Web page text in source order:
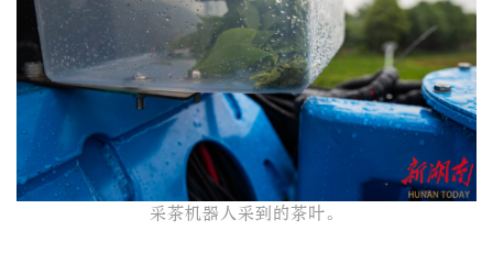
采茶机器人采到的茶叶。​